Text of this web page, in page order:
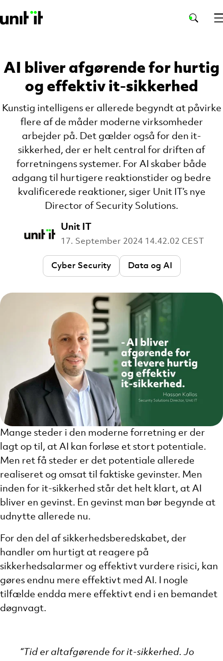
AI bliver afgørende for hurtig
og effektiv it-sikkerhed
Kunstig intelligens er allerede begyndt at påvirke
flere af de måder moderne virksomheder
arbejder på. Det gælder også for den it-
sikkerhed, der er helt central for driften af
forretningens systemer. For AI skaber både
adgang til hurtigere reaktionstider og bedre
kvalificerede reaktioner, siger Unit IT’s nye
Director of Security Solutions.
Unit IT
17. September 2024 14.42.02 CEST
Cyber Security Data og AI
Mange steder i den moderne forretning er der
lagt op til, at AI kan forløse et stort potentiale.
Men ret få steder er det potentiale allerede
realiseret og omsat til faktiske gevinster. Men
inden for it-sikkerhed står det helt klart, at AI
bliver en gevinst. En gevinst man bør begynde at
udnytte allerede nu.
For den del af sikkerhedsberedskabet, der
handler om hurtigt at reagere på
sikkerhedsalarmer og effektivt vurdere risici, kan
gøres endnu mere effektivt med AI. I nogle
tilfælde endda mere effektivt end i en bemandet
døgnvagt.
“Tid er altafgørende for it-sikkerhed. Jo